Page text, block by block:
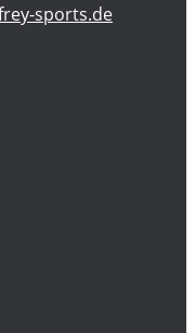
sports.de